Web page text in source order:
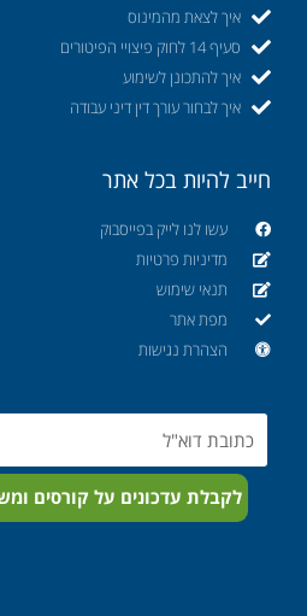
איך לצאת מהמינוס
סעיף 14 לחוק פיצויי הפיטורים
איך להתכונן לשימוע
איך לבחור עורך דין דיני עבודה
חייב להיות בכל אתר
עשו לנו לייק בפייסבוק
מדיניות פרטיות
תנאי שימוש
מפת אתר
הצהרת נגישות
Email
לקבלת עדכונים על קורסים